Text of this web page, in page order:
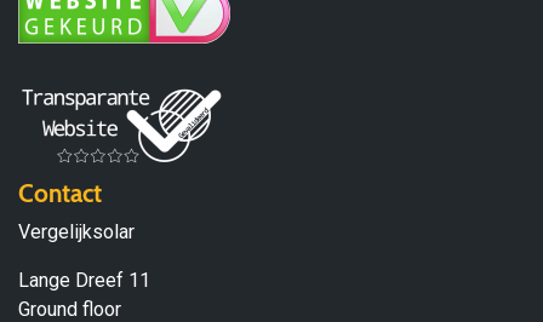
Contact
Vergelijksolar
Lange Dreef 11
Ground floor